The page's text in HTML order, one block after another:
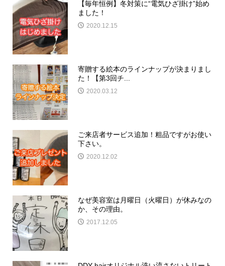
【毎年恒例】冬対策に“電気ひざ掛け”始め
ました！
2020.12.15
寄贈する絵本のラインナップが決まりまし
た！【第3回チ...
2020.03.12
ご来店者サービス追加！粗品ですがお使い
下さい。
2020.12.02
なぜ美容室は月曜日（火曜日）が休みなの
か、その理由。
2017.12.05